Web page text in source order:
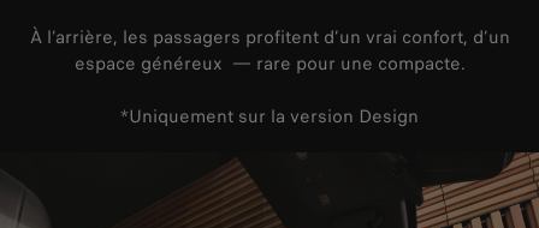
À l’arrière, les passagers profitent d’un vrai confort, d’un
espace généreux — rare pour une compacte.
*Uniquement sur la version Design